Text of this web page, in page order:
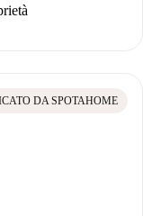
DA SPOTAHOME